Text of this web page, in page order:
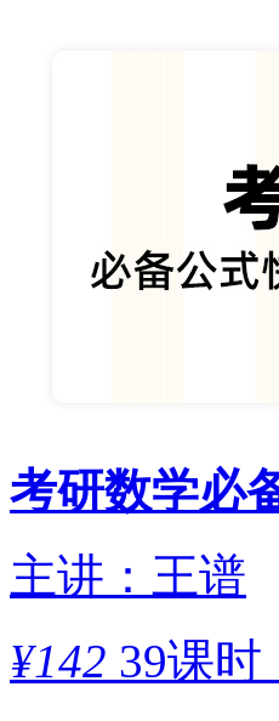
考研数学必
主讲：王谱
¥142 39课时